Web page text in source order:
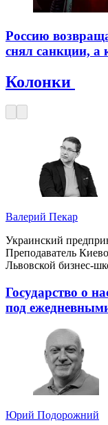
Россию
снял санкции, а
Колонки
Валерий Пекар
Украинский
Преподаватель
Львовской бизнес-
Государство о
под
Юрий Подорожний